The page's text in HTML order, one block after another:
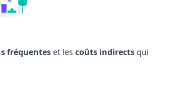
fréquenteset les coûts indirectsqui